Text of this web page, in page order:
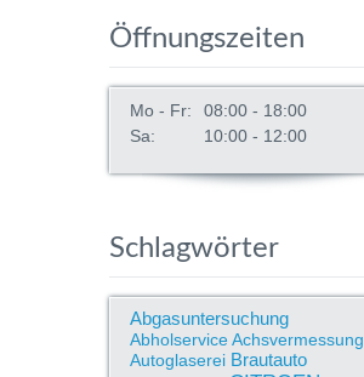
Öffnungszeiten
Mo - Fr:
08:00 - 18:00
Sa:
10:00 - 12:00
Schlagwörter
Abgasuntersuchung
AbholserviceAchsvermessung
Autoglaserei Brautauto